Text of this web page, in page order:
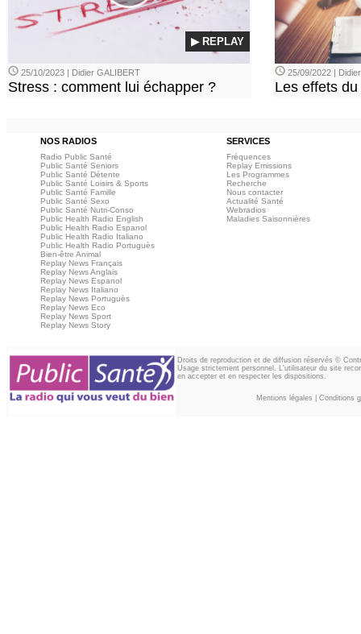
▶ REPLAY
25/10/2023 | Didier GALIBERT
Stress : comment lui échapper ?
25/09/2022 |
Les effets
NOS RADIOS SERVICES
Radio Public Santé
Public Santé Seniors
Public Santé Détente
Public Santé Loisirs & Sports
Public Santé Famille
Public Santé Sexo
Public Santé Nutri-Conso
Public Health Radio English
Public Health Radio Espanol
Public Health Radio Italiano
Public Health Radio Portuguès
Bien-être Animal
Replay News Français
Replay News Anglais
Replay News Espanol
Replay News Italiano
Replay News Portuguès
Replay News Eco
Replay News Sport
Replay News Story
Fréquences
Replay Emissions
Les Programmes
Recherche
Nous contacter
Actualité Santé
Webradios
Maladies Saisonnières
Droits de reproduction et de diffusion réservés ©
Usage strictement personnel. L'utilisateur du site
en accepter et en respecter les dispositions.
Mentions légales Conditions